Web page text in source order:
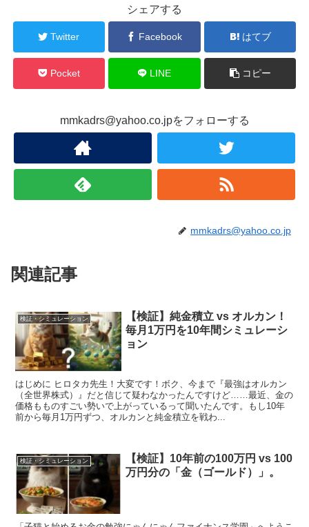
シェアする
Twitter Facebook はてブ
Pocket LINE コピー
mmkadrs@yahoo.co.jpをフォローする
mmkadrs@yahoo.co.jp
関連記事
検証・シミュレーション
【検証】純金積立 vs オルカン！
毎月1万円を10年間シミュレーシ
ョン
はじめに ヒロタカ先生！大変です！ボク、今まで『最強はオルカン
（全世界株式）』だと信じて疑わなかったんですけど……最近、金の
価格もものすごい勢いで上がっているって聞いたんです。もし10年
前から毎月1万円ずつ、オルカンと純金積立を戦わ...
検証・シミュレーション
【検証】10年前の100万円 vs 100
万円分の「金（ゴールド）」。